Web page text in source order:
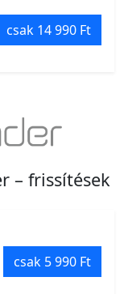
csak 14 990 Ft
– frissítések
csak 5 990 Ft